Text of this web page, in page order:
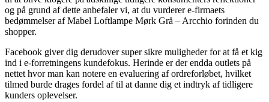
og på grund af dette anbefaler vi, at du vurderer e-firmaets
bedømmelser af Mabel Loftlampe Mørk Grå – Arcchio forinden du
shopper.
Facebook giver dig derudover super sikre muligheder for at få et kig
ind i e-forretningens kundefokus. Herinde er der endda outlets på
nettet hvor man kan notere en evaluering af ordreforløbet, hvilket
tilmed burde drages fordel af til at danne dig et indtryk af tidligere
kunders oplevelser.